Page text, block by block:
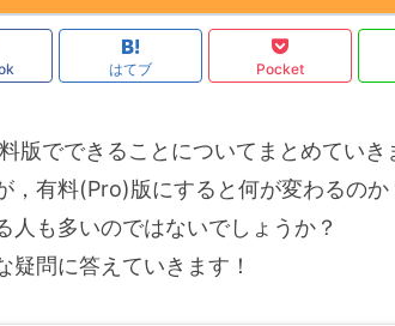
はてブ Pocket
版でできることについてまとめていき
，有料(Pro)版にすると何が変わるの
人も多いのではないでしょうか？
問に答えていきます！